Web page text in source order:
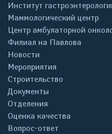
Институт
Маммологический центр
Центр амбулаторной
Филиал на Павлова
Новости
Мероприятия
Строительство
Документы
Отделения
Оценка качества
Вопрос-ответ